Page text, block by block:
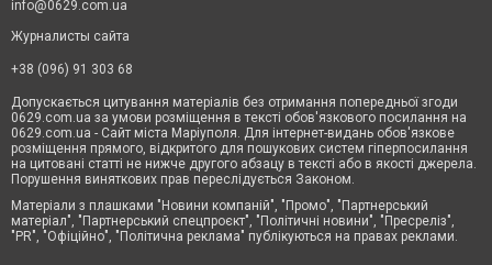
info@0629.com.ua
Журналисты сайта
+38 (096) 91 303 68
Допускається цитування матеріалів без отримання попередньої згоди
0629.com.ua за умови розміщення в тексті обов'язкового посилання на
0629.com.ua - Сайт міста Маріуполя. Для інтернет-видань обов'язкове
розміщення прямого, відкритого для пошукових систем гіперпосилання
на цитовані статті не нижче другого абзацу в тексті або в якості джерела.
Порушення виняткових прав переслідується Законом.
Матеріали з плашками "Новини компаній", "Промо", "Партнерський
матеріал", "Партнерський спецпроєкт", "Політичні новини", "Пресреліз",
"PR", "Офіційно", "Політична реклама" публікуються на правах реклами.